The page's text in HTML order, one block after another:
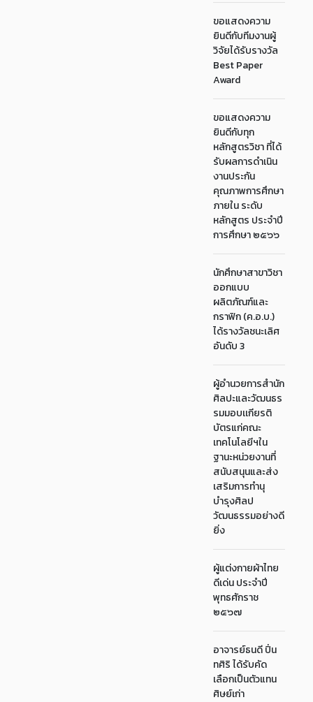
ขอแสดงความ
ยินดีกับทีมงานผู้
วิจัยได้รับรางวัล
Best Paper
Award
ขอแสดงความ
ยินดีกับทุก
หลักสูตรวิชา ที่ได้
รับผลการดำเนิน
งานประกัน
คุณภาพการศึกษา
ภายใน ระดับ
หลักสูตร ประจำปี
การศึกษา ๒๕๖๖
นักศึกษาสาขาวิชา
ออกแบบ
ผลิตภัณฑ์และ
กราฟิก (ค.อ.บ.)
ได้รางวัลชนะเลิศ
อันดับ 3
ผู้อำนวยการสำนัก
ศิลปะและวัฒนธร
รมมอบเเกียรติ
บัตรแก่คณะ
เทคโนโลยีฯใน
ฐานะหน่วยงานที่
สนับสนุนและส่ง
เสริมการทำนุ
บำรุงศิลป
วัฒนธรรมอย่างดี
ยิ่ง
ผู้แต่งกายผ้าไทย
ดีเด่น ประจำปี
พุทธศักราช
๒๕๖๗
อาจารย์ธนดี ปิ่น
ทศิริ ได้รับคัด
เลือกเป็นตัวแทน
ศิษย์เก่า